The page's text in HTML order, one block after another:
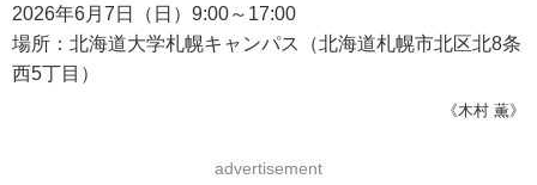
2026年6月7日（日）9:00～17:00
場所：北海道大学札幌キャンパス（北海道札幌市北区北8条
西5丁目）
《木村 薫》
advertisement